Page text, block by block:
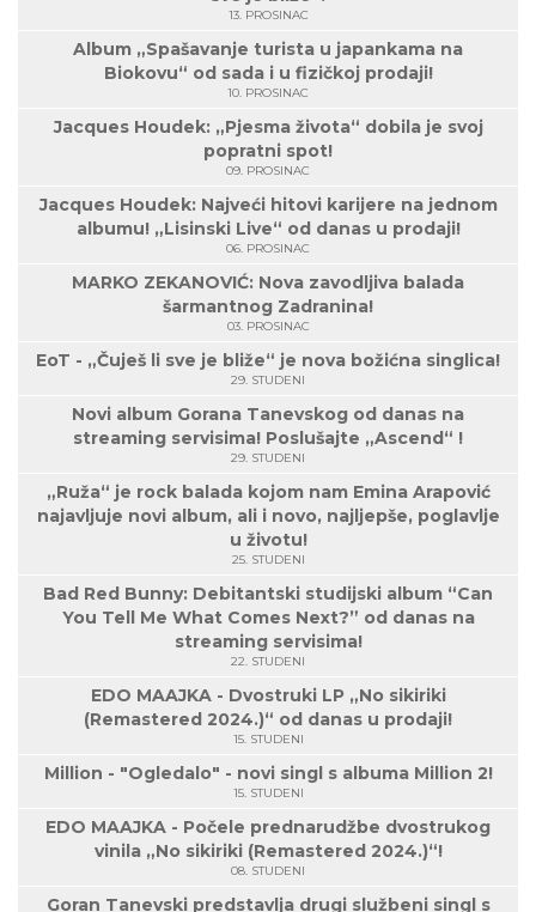
13. PROSINAC
Album „Spašavanje turista u japankama na
Biokovu“ od sada i u fizičkoj prodaji!
10. PROSINAC
Jacques Houdek: „Pjesma života“ dobila je svoj
popratni spot!
09. PROSINAC
Jacques Houdek: Najveći hitovi karijere na jednom
albumu! „Lisinski Live“ od danas u prodaji!
06. PROSINAC
MARKO ZEKANOVIĆ: Nova zavodljiva balada
šarmantnog Zadranina!
03. PROSINAC
EoT - „Čuješ li sve je bliže“ je nova božićna singlica!
29. STUDENI
Novi album Gorana Tanevskog od danas na
streaming servisima! Poslušajte „Ascend“ !
29. STUDENI
„Ruža“ je rock balada kojom nam Emina Arapović
najavljuje novi album, ali i novo, najljepše, poglavlje
u životu!
25. STUDENI
Bad Red Bunny: Debitantski studijski album “Can
You Tell Me What Comes Next?” od danas na
streaming servisima!
22. STUDENI
EDO MAAJKA - Dvostruki LP „No sikiriki
(Remastered 2024.)“ od danas u prodaji!
15. STUDENI
Million - "Ogledalo" - novi singl s albuma Million 2!
15. STUDENI
EDO MAAJKA - Počele prednarudžbe dvostrukog
vinila „No sikiriki (Remastered 2024.)“!
08. STUDENI
Goran Tanevski predstavlja drugi službeni singl s